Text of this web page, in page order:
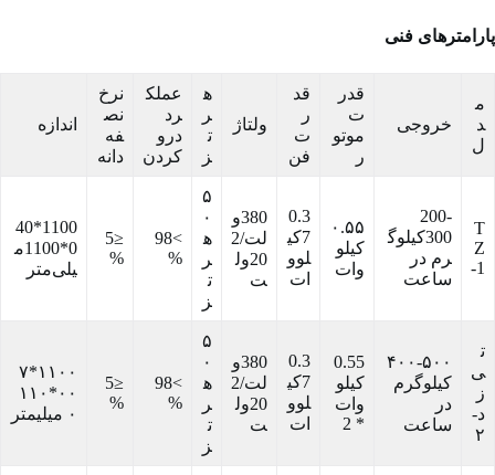
پارامترهای فنی
م
د
ل
خروجی
قدر
ت
موتو
ر
قد
ر
ت
فن
ولتاژ
ه
ر
ت
ز
عملک
رد
درو
کردن
نرخ
نص
فه
دانه
اندازه
T
Z
-1
200-
300کیلوگ
رم در
ساعت
۰.۵۵
کیلو
وات
0.3
7کی
لوو
ات
380و
لت/2
20ول
ت
۵
۰
ه
ر
ت
ز
>98
%
≤5
%
1100*40
0*1100م
یلی‌متر
ت
ی
ز
د-
۲
۴۰۰-۵۰۰
کیلوگرم
در
ساعت
0.55
کیلو
وات
* 2
0.3
7کی
لوو
ات
380و
لت/2
20ول
ت
۵
۰
ه
ر
ت
ز
>98
%
≤5
%
۱۱۰۰*۷
۰۰*۱۱۰
۰ میلیمتر